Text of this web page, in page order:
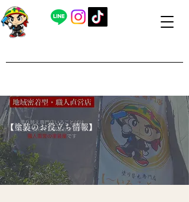
​【塗装のお役立ち情報】